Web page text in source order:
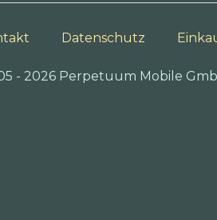
Datenschutz
- 2026 Perpetuum Mobile